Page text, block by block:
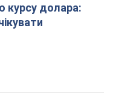
курсу долара: